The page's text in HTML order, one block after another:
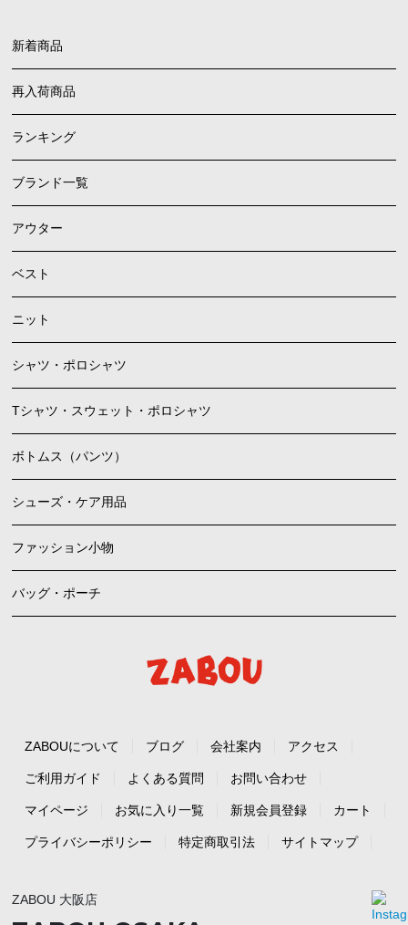
新着商品
再入荷商品
ランキング
ブランド一覧
アウター
ベスト
ニット
シャツ・ポロシャツ
Tシャツ・スウェット・ポロシャツ
ボトムス（パンツ）
シューズ・ケア用品
ファッション小物
バッグ・ポーチ
ZABOUについて ブログ 会社案内 アクセス
ご利用ガイド よくある質問 お問い合わせ
マイページ お気に入り一覧 新規会員登録 カート
プライバシーポリシー 特定商取引法 サイトマップ
ZABOU 大阪店